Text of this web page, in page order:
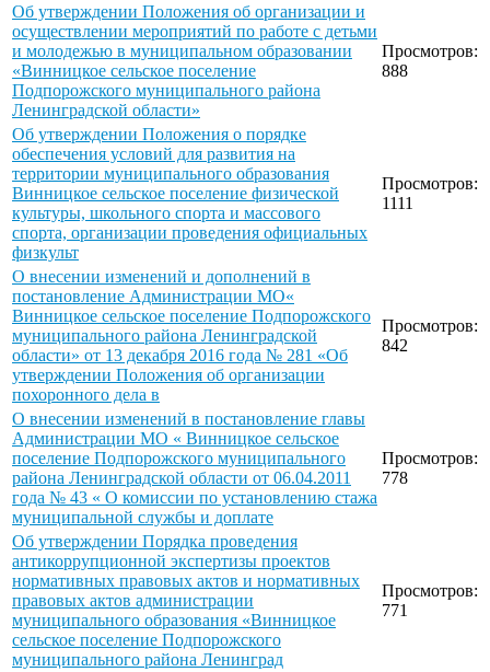
Об утверждении Положения об организации и
осуществлении мероприятий по работе с детьми
и молодежью в муниципальном образовании
«Винницкое сельское поселение
Подпорожского муниципального района
Ленинградской области»
Просмотров:
888
Об утверждении Положения о порядке
обеспечения условий для развития на
территории муниципального образования
Винницкое сельское поселение физической
культуры, школьного спорта и массового
спорта, организации проведения официальных
физкульт
Просмотров:
1111
О внесении изменений и дополнений в
постановление Администрации МО«
Винницкое сельское поселение Подпорожского
муниципального района Ленинградской
области» от 13 декабря 2016 года № 281 «Об
утверждении Положения об организации
похоронного дела в
Просмотров:
842
О внесении изменений в постановление главы
Администрации МО « Винницкое сельское
поселение Подпорожского муниципального
района Ленинградской области от 06.04.2011
года № 43 « О комиссии по установлению стажа
муниципальной службы и доплате
Просмотров:
778
Об утверждении Порядка проведения
антикоррупционной экспертизы проектов
нормативных правовых актов и нормативных
правовых актов администрации
муниципального образования «Винницкое
сельское поселение Подпорожского
муниципального района Ленинград
Просмотров:
771